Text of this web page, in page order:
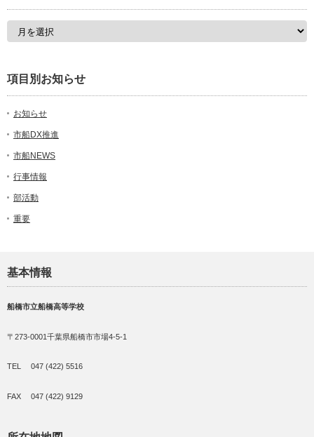
項目別お知らせ
お知らせ
市船DX推進
市船NEWS
行事情報
部活動
重要
基本情報
船橋市立船橋高等学校
〒273-0001千葉県船橋市市場4-5-1
TEL 047 (422) 5516
FAX 047 (422) 9129